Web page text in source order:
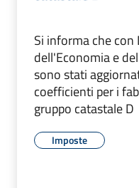
Si informa che
dell'Economia e
sono stati
coefficienti per i
gruppo catastale D
Imposte